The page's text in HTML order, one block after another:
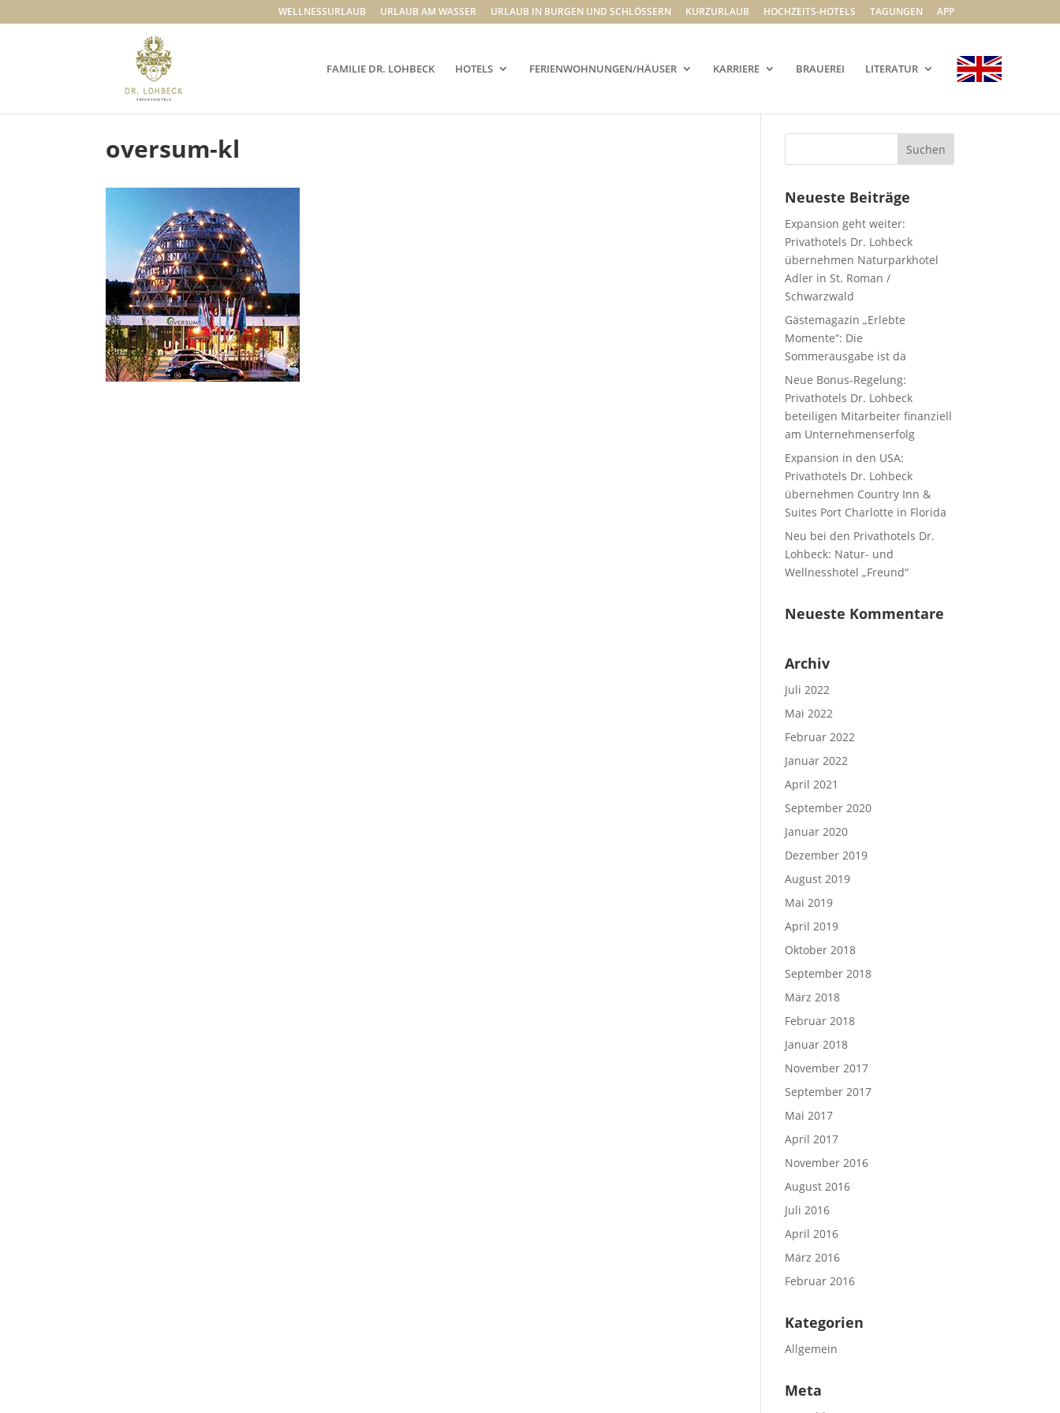
WELLNESSURLAUB URLAUB AM WASSER URLAUB IN BURGEN UND SCHLÖSSERN KURZURLAUB HOCHZEITS-HOTELS TAGUNGEN APP
FAMILIE DR. LOHBECK HOTELS FERIENWOHNUNGEN/HÄUSER KARRIERE BRAUEREI LITERATUR
oversum-kl
Neueste Beiträge
Expansion geht weiter:
Privathotels Dr. Lohbeck
übernehmen Naturparkhotel
Adler in St. Roman /
Schwarzwald
Gästemagazin „Erlebte
Momente“: Die
Sommerausgabe ist da
Neue Bonus-Regelung:
Privathotels Dr. Lohbeck
beteiligen Mitarbeiter finanziell
am Unternehmenserfolg
Expansion in den USA:
Privathotels Dr. Lohbeck
übernehmen Country Inn &
Suites Port Charlotte in Florida
Neu bei den Privathotels Dr.
Lohbeck: Natur- und
Wellnesshotel „Freund“
Neueste Kommentare
Archiv
Juli 2022
Mai 2022
Februar 2022
Januar 2022
April 2021
September 2020
Januar 2020
Dezember 2019
August 2019
Mai 2019
April 2019
Oktober 2018
September 2018
März 2018
Februar 2018
Januar 2018
November 2017
September 2017
Mai 2017
April 2017
November 2016
August 2016
Juli 2016
April 2016
März 2016
Februar 2016
Kategorien
Allgemein
Meta